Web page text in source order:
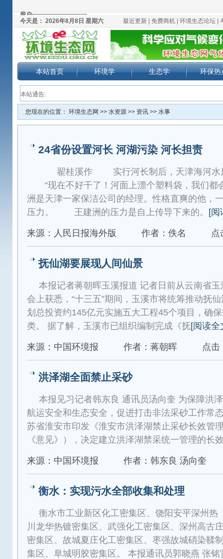
今天是： 2026年8月8日 星期六 最近更新 免费商机 环境生态论坛
本站首页 环境学 生态学 环保热
本站通告:
您现在的位置： 环境生态网 >> 水资源 >> 资讯 >> 水事
24省份设置河长 河湖污染 河长担责
翟桂溪作 实行河长制后，天津海河水
“现在不好干了！河面上漂个塑料袋，我们都
洲是天津一家保洁公司的经理。性格直爽的他，
压力。 王建洲的压力是自上传导下来的。 [阅
来源：人民日报海外版 作者：佚名 点
抚仙湖要展现人间仙景
本报记者蒋朝晖玉溪报道 记者日前从云南省
会上获悉，“十三五”期间，玉溪市将统筹推动抚
划总投资约145亿元实施五大工程45个项目，确
类。 据了解，玉溪市已组织编制完成《抚[阅读全
来源：中国环境报 作者：蒋朝晖 点击
洪泽湖全面禁止采砂
本报见习记者韩东良 通讯员汤向奎 为保障洪
航运安全和生态安全，促进打击非法采砂工作常
苏省淮安市印发《淮安市洪泽湖禁止采砂长效管
《意见》），决定建立洪泽湖禁采统一管理的长
来源：中国环境报 作者：韩东良 汤向奎
衡水：实现污水全部收集和处理
衡水市工业新区化工密集区、饶阳安平深州热
川龙华热镀密集区、武强化工密集区、深州高古
密集区、故城夏庄化工密集区、枣强故城硝染鞣
集区、阜城明胶密集区。 本报通讯员郭晓燕 张铭